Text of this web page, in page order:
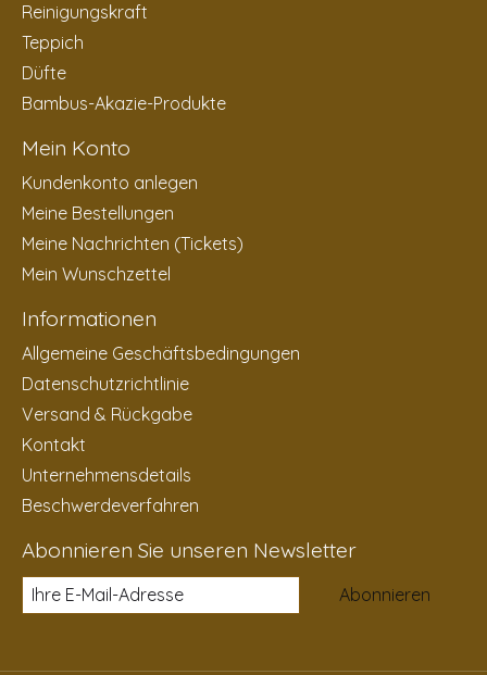
Reinigungskraft
Teppich
Düfte
Bambus-Akazie-Produkte
Mein Konto
Kundenkonto anlegen
Meine Bestellungen
Meine Nachrichten (Tickets)
Mein Wunschzettel
Informationen
Allgemeine Geschäftsbedingungen
Datenschutzrichtlinie
Versand & Rückgabe
Kontakt
Unternehmensdetails
Beschwerdeverfahren
Abonnieren Sie unseren Newsletter
Abonnieren